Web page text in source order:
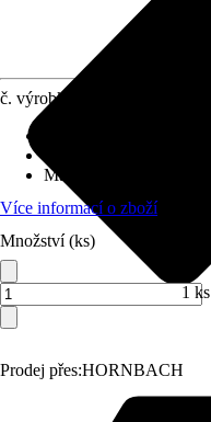
Prodej přes:HORNBACH
č. výrobku
Materiál
Více informací o zboží
Množství (ks)
1 ks